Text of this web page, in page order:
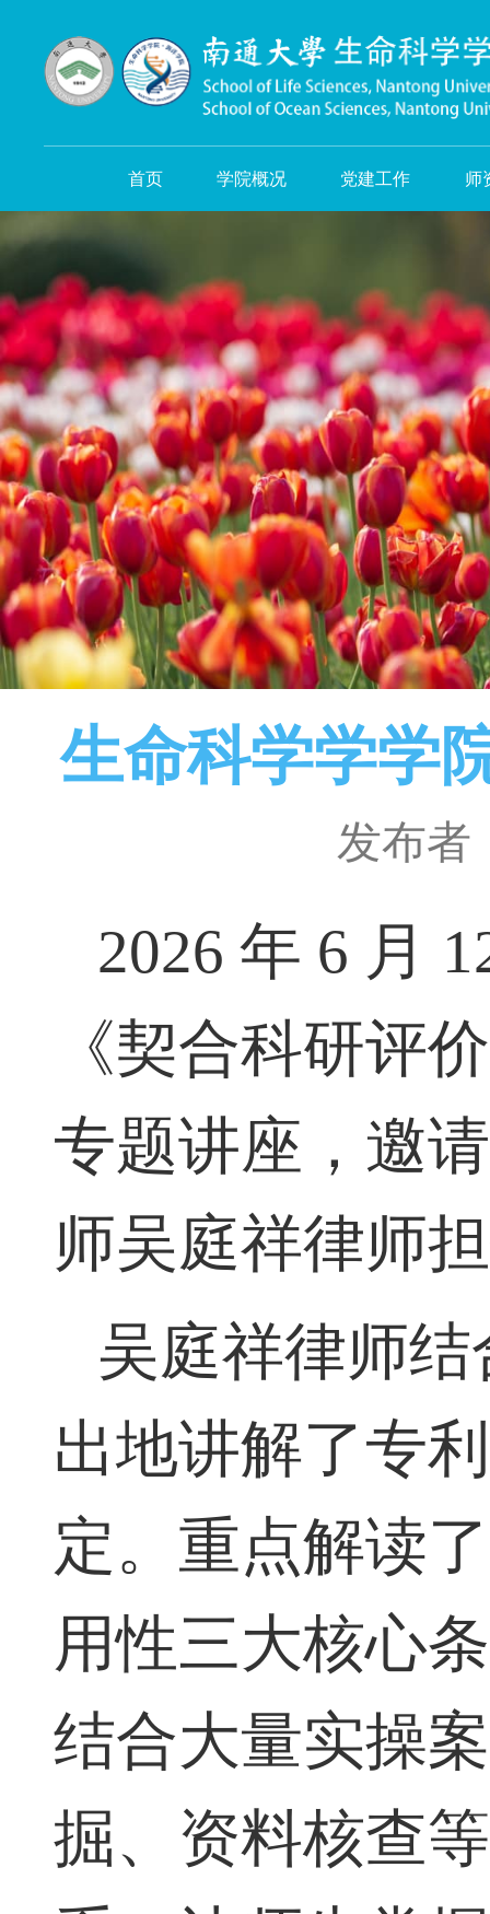
首页 学院概况 党建工作
生命科学学学
发布
2026年 6月
《契合科研评
专题讲座，邀
师吴庭祥律师
吴庭祥律师
出地讲解了专
定。重点解读
用性三大核心
结合大量实操
掘、资料核查